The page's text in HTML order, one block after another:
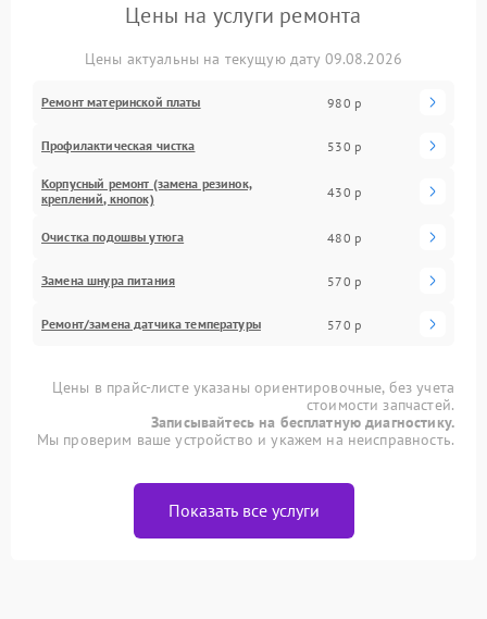
Цены на услуги ремонта
Цены актуальны на текущую дату 09.08.2026
Ремонт материнской платы 980 р
Профилактическая чистка 530 р
Корпусный ремонт (замена резинок,
креплений, кнопок)
430 р
Очистка подошвы утюга 480 р
Замена шнура питания 570 р
Ремонт/замена датчика температуры 570 р
Цены в прайс-листе указаны ориентировочные, без учета
стоимости запчастей.
Записывайтесь на бесплатную диагностику.
Мы проверим ваше устройство и укажем на неисправность.
Показать все услуги